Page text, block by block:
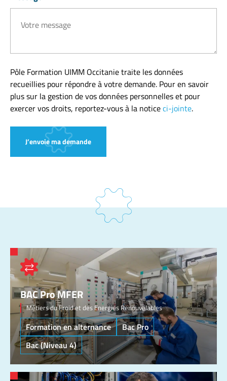
Pôle Formation UIMM Occitanie traite les données
recueillies pour répondre à votre demande. Pour en savoir
plus sur la gestion de vos données personnelles et pour
exercer vos droits, reportez-vous à la noticeci-jointe.
J’envoie ma demande
BAC Pro MFER
Métiers du Froid et des Energies Renouvelables
Formation en alternance
Bac Pro
Bac (Niveau 4)